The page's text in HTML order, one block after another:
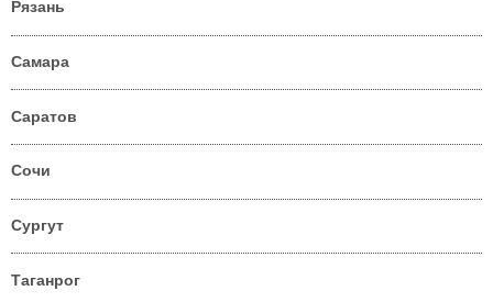
Рязань
Самара
Саратов
Сочи
Сургут
Таганрог